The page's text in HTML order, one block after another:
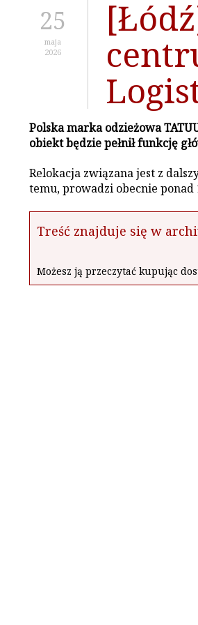
25
maja
2026
Polska marka odzieżowa
obiekt będzie pełnił funkcję
Relokacja związana jest z
temu, prowadzi obecnie
Treść znajduje się w
Możesz ją przeczytać kupując